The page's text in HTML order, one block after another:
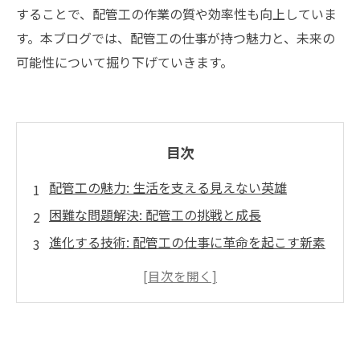
することで、配管工の作業の質や効率性も向上していま
す。本ブログでは、配管工の仕事が持つ魅力と、未来の
可能性について掘り下げていきます。
目次
配管工の魅力: 生活を支える見えない英雄
困難な問題解決: 配管工の挑戦と成長
進化する技術: 配管工の仕事に革命を起こす新素